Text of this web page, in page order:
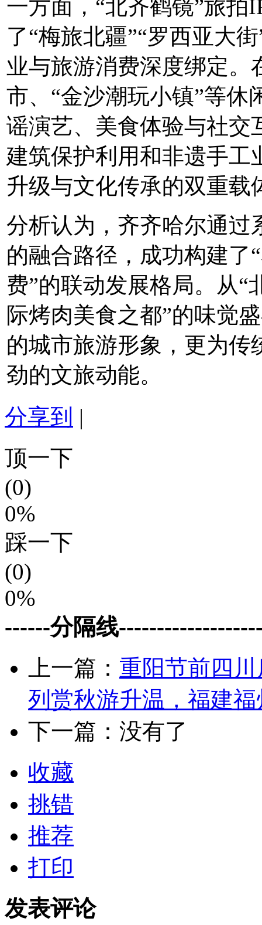
一方面，“北齐鹤镜”旅拍
了“梅旅北疆”“罗西亚大
业与旅游消费深度绑定。
市、“金沙潮玩小镇”等休
谣演艺、美食体验与社交
建筑保护利用和非遗手工
升级与文化传承的双重载
分析认为，齐齐哈尔通过
的融合路径，成功构建了
费”的联动发展格局。从“
际烤肉美食之都”的味觉
的城市旅游形象，更为传
劲的文旅动能。
分享到 |
顶一下
(0)
0%
踩一下
(0)
0%
------分隔线
上一篇： 重阳节前四
列赏秋游升温，福建福
下一篇：没有了
收藏
挑错
推荐
打印
发表评论